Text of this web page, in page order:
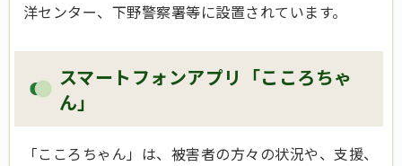
洋センター、下野警察署等に設置されています。
スマートフォンアプリ「こころちゃ
ん」
「こころちゃん」は、被害者の方々の状況や、支援、